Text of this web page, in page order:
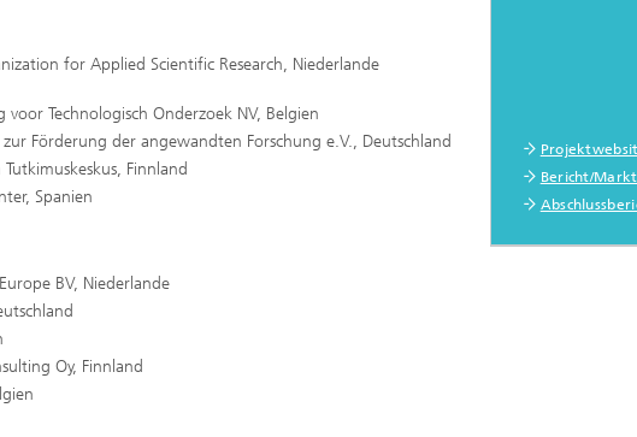
for Applied Scientific Research, Niederlande
voor Technologisch Onderzoek NV, Belgien
Förderung der angewandten Forschung e.V., Deutschland
Finnland
Spanien
BV, Niederlande
Oy, Finnland
Bericht/